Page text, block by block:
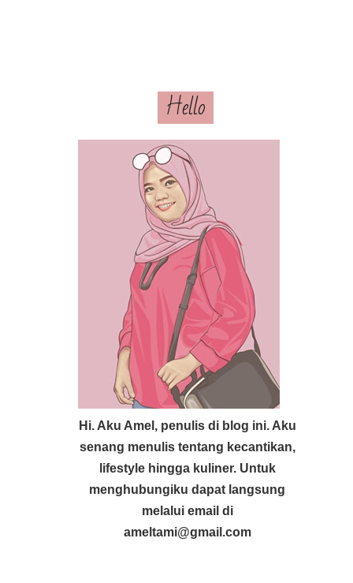
Hello
Hi. Aku Amel, penulis di blog ini. Aku
senang menulis tentang kecantikan,
lifestyle hingga kuliner. Untuk
menghubungiku dapat langsung
melalui email di
ameltami@gmail.com